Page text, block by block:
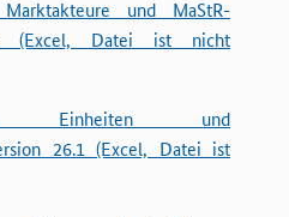
Marktakteure und MaStR-
(Excel, Datei ist nicht
Einheiten und
26.1 (Excel, Datei ist